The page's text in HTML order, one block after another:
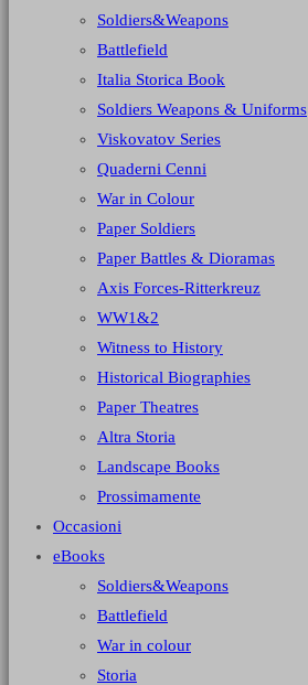
Soldiers&Weapons
Battlefield
Italia Storica Book
Soldiers Weapons & Uniforms
Viskovatov Series
Quaderni Cenni
War in Colour
Paper Soldiers
Paper Battles & Dioramas
Axis Forces-Ritterkreuz
WW1&2
Witness to History
Historical Biographies
Paper Theatres
Altra Storia
Landscape Books
Prossimamente
Occasioni
eBooks
Soldiers&Weapons
Battlefield
War in colour
Storia